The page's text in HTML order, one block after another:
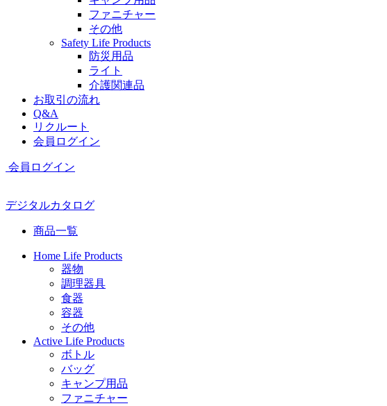
ファニチャー
その他
Safety Life Products
防災用品
ライト
介護関連品
お取引の流れ
Q&A
リクルート
会員ログイン
会員ログイン
デジタルカタログ
商品一覧
Home Life Products
器物
調理器具
食器
容器
その他
Active Life Products
ボトル
バッグ
キャンプ用品
ファニチャー